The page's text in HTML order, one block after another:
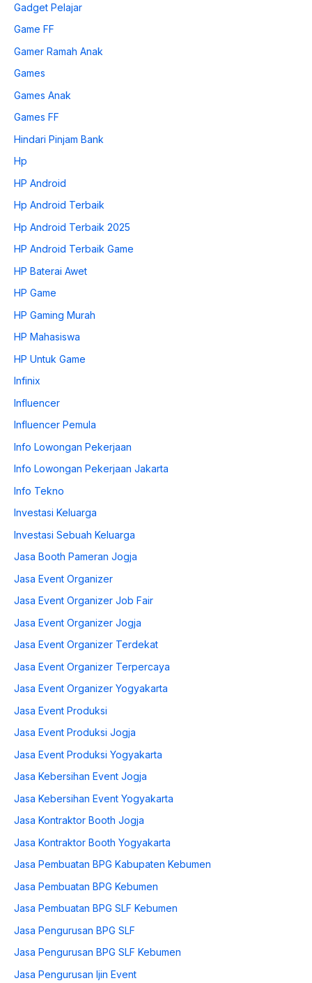
Gadget Pelajar
Game FF
Gamer Ramah Anak
Games
Games Anak
Games FF
Hindari Pinjam Bank
Hp
HP Android
Hp Android Terbaik
Hp Android Terbaik 2025
HP Android Terbaik Game
HP Baterai Awet
HP Game
HP Gaming Murah
HP Mahasiswa
HP Untuk Game
Infinix
Influencer
Influencer Pemula
Info Lowongan Pekerjaan
Info Lowongan Pekerjaan Jakarta
Info Tekno
Investasi Keluarga
Investasi Sebuah Keluarga
Jasa Booth Pameran Jogja
Jasa Event Organizer
Jasa Event Organizer Job Fair
Jasa Event Organizer Jogja
Jasa Event Organizer Terdekat
Jasa Event Organizer Terpercaya
Jasa Event Organizer Yogyakarta
Jasa Event Produksi
Jasa Event Produksi Jogja
Jasa Event Produksi Yogyakarta
Jasa Kebersihan Event Jogja
Jasa Kebersihan Event Yogyakarta
Jasa Kontraktor Booth Jogja
Jasa Kontraktor Booth Yogyakarta
Jasa Pembuatan BPG Kabupaten Kebumen
Jasa Pembuatan BPG Kebumen
Jasa Pembuatan BPG SLF Kebumen
Jasa Pengurusan BPG SLF
Jasa Pengurusan BPG SLF Kebumen
Jasa Pengurusan Ijin Event